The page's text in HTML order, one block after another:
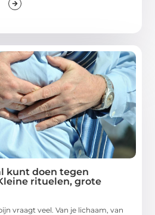
kunt doen tegen
rituelen, grote
vraagt veel. Van je lichaam, van